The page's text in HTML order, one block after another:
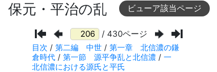
保元・平治の乱 ビューア該当ページ
/ 430ページ